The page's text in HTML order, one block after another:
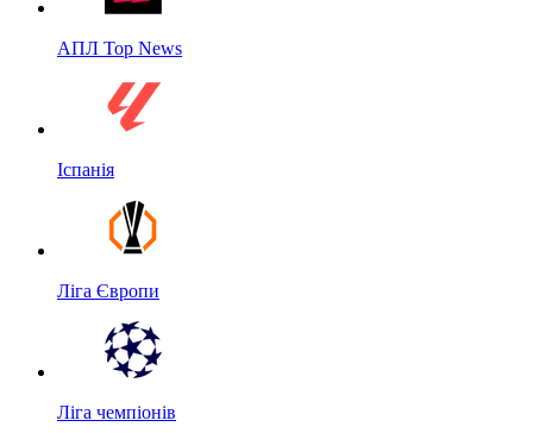
АПЛ Top News
Іспанія
Ліга Європи
Ліга чемпіонів